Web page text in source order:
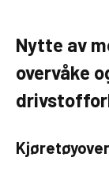
Nytte av
overvåke